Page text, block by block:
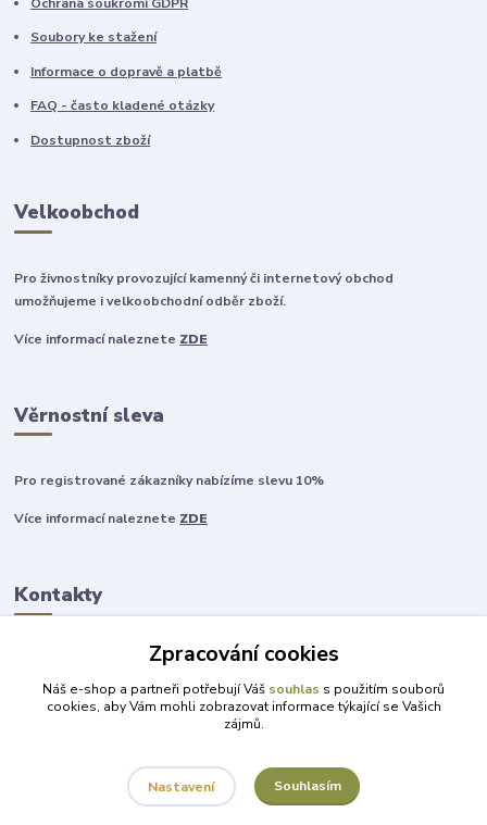
Soubory ke stažení
Informace o dopravě a platbě
FAQ - často kladené otázky
Dostupnost zboží
Velkoobchod
Pro živnostníky provozující kamenný či internetový obchod
umožňujeme i velkoobchodní odběr zboží.
Více informací naleznete ZDE
Věrnostní sleva
Pro registrované zákazníky nabízíme slevu 10%
Více informací naleznete ZDE
Kontakty
+420 777 315 999
obchod@darky-pro-radost.cz
Zpracování cookies
Náš e-shop a partneři potřebují Váš souhlas s použitím souborů
cookies, aby Vám mohli zobrazovat informace týkající se Vašich
zájmů.
Nastavení Souhlasím